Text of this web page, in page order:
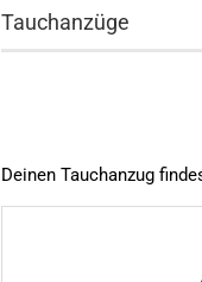
Tauchanzüge
Deinen Tauchanzug